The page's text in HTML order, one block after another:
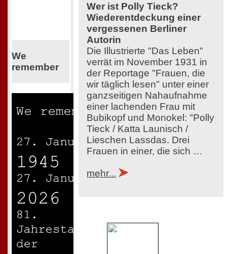
We
remember
Wer ist Polly Tieck?
Wiederentdeckung einer
vergessenen Berliner
Autorin
Die Illustrierte "Das Leben"
verrät im November 1931 in
der Reportage "Frauen, die
wir täglich lesen" unter einer
ganzseitigen Nahaufnahme
einer lachenden Frau mit
Bubikopf und Monokel: "Polly
Tieck / Katta Launisch /
Lieschen Lassdas. Drei
Frauen in einer, die sich …
mehr...